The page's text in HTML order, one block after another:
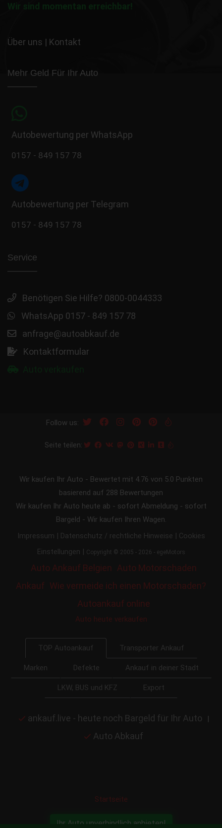
Wir sind momentan erreichbar!
Über uns | Kontakt
Mehr Geld Für Ihr Auto
Autobewertung per WhatsApp
0157 - 849 157 78
Autobewertung per Telegram
0157 - 849 157 78
Service
Benötigen Sie Hilfe? 0800-0044333
WhatsApp 0157 - 849 157 78
anfrage@autoabkauf.de
Kontaktformular
Follow us:
Seite teilen:
Wir kaufen Ihr Auto - Bewertet mit 4.76 von 5.0 Punkten
basierend auf 288 Bewertungen
Wir kaufen Ihr Auto heute ab - sofort Abmeldung - sofort
Bargeld - Wir kaufen Ihren Wagen.
Impressum | Datenschutz / rechtliche Hinweise | Cookies
Einstellungen | Copyright © 2005 - 2026 - egeMotors
Auto Ankauf Belgien
Auto Motorschaden
Ankauf Wie vermeide ich einen Motorschaden?
Autoankauf online
Auto heute verkaufen
TOP Autoankauf Transporter Ankauf
Marken Defekte Ankauf in deiner Stadt
LKW, BUS und KFZ Export
ankauf.live - heute noch Bargeld für Ihr Auto |
Auto Abkauf
Startseite
Ihr Auto unverbindlich anbieten!